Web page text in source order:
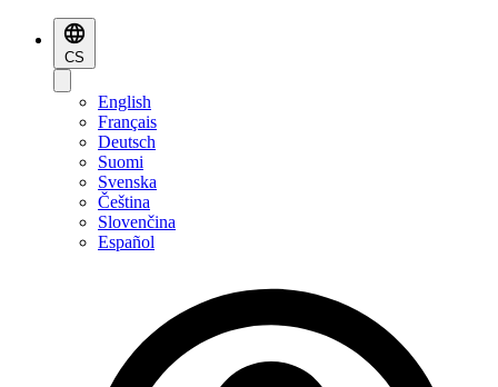
CS
English
Français
Deutsch
Suomi
Svenska
Čeština
Slovenčina
Español